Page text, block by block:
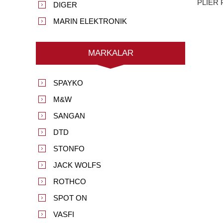
PLIER
DIGER
MARIN ELEKTRONIK
MARKALAR
SPAYKO
M&W
SANGAN
DTD
STONFO
JACK WOLFS
ROTHCO
SPOT ON
VASFI